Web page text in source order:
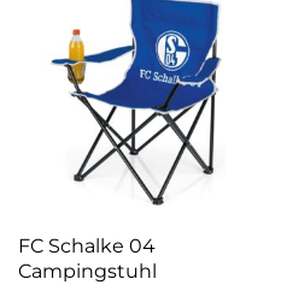
FC Schalke 04
Campingstuhl